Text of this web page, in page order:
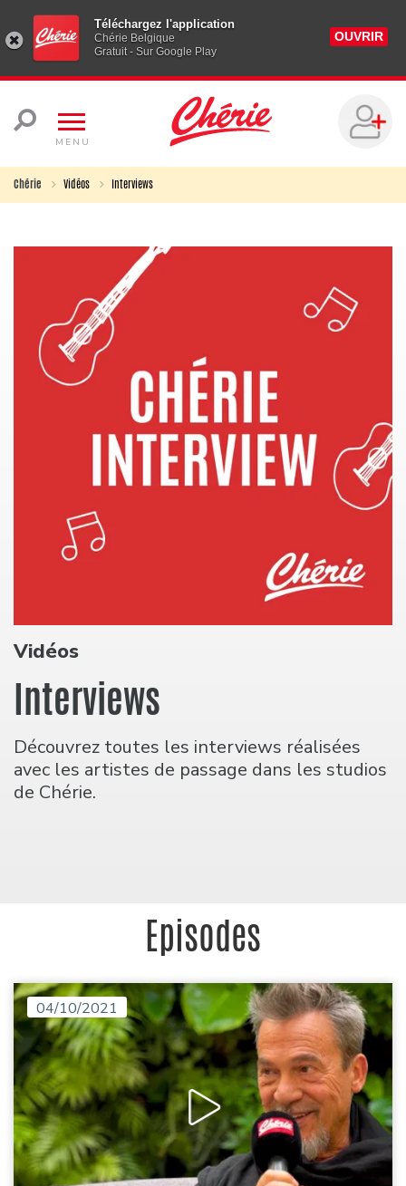
Téléchargez l'application
Chérie Belgique
Gratuit - Sur Google Play
OUVRIR
MENU
Chérie Vidéos Interviews
Vidéos
Interviews
Découvrez toutes les interviews réalisées
avec les artistes de passage dans les studios
de Chérie.
Episodes
04/10/2021